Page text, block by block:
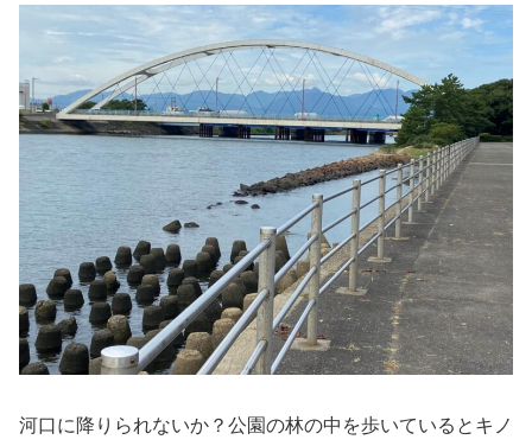
河口に降りられないか？公園の林の中を歩いているとキノ